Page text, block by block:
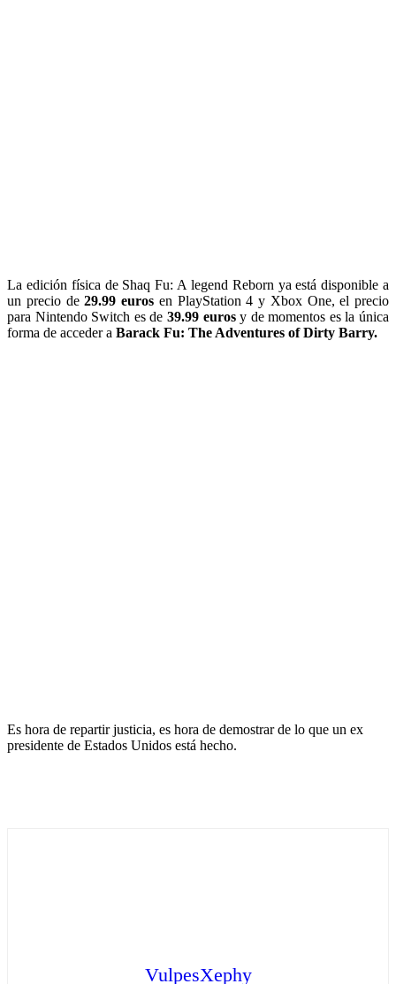
La edición física de Shaq Fu: A legend Reborn ya está disponible a
un precio de29.99 euros en PlayStation 4 y Xbox One, el precio
para Nintendo Switch es de 39.99 eurosy de momentos es la única
forma de acceder a Barack Fu: The Adventures of Dirty Barry.
Es hora de repartir justicia, es hora de demostrar de lo que un ex
presidente de Estados Unidos está hecho.
VulpesXephy